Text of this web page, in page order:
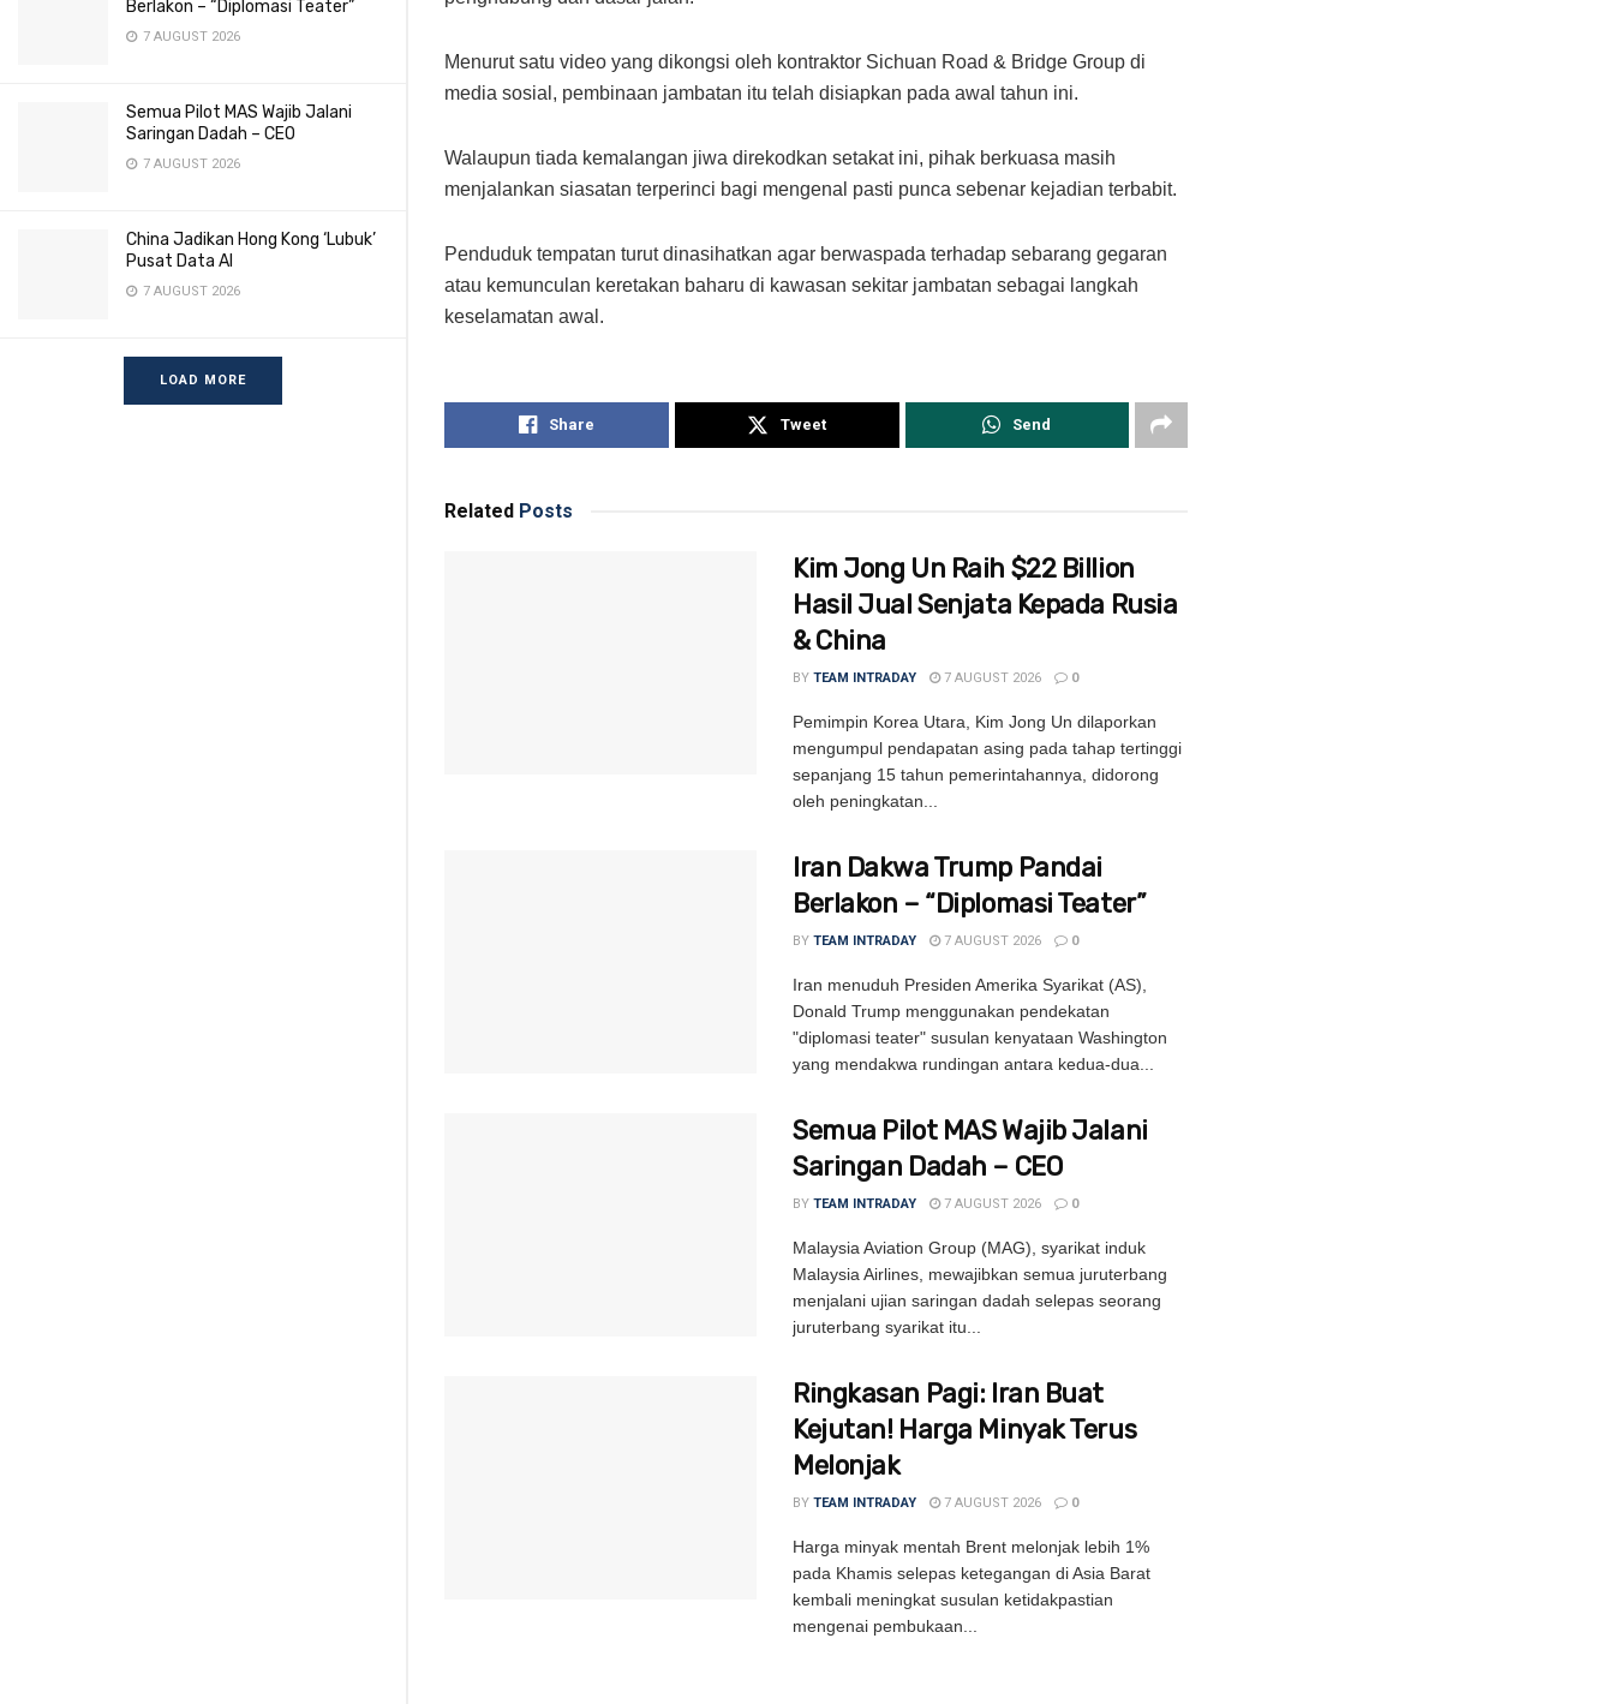
Berlakon – “Diplomasi Teater”
7 AUGUST 2026
Semua Pilot MAS Wajib Jalani
Saringan Dadah – CEO
7 AUGUST 2026
China Jadikan Hong Kong ‘Lubuk’
Pusat Data AI
7 AUGUST 2026
LOAD MORE
Menurut satu video yang dikongsi oleh kontraktor Sichuan Road & Bridge Group di
media sosial, pembinaan jambatan itu telah disiapkan pada awal tahun ini.
Walaupun tiada kemalangan jiwa direkodkan setakat ini, pihak berkuasa masih
menjalankan siasatan terperinci bagi mengenal pasti punca sebenar kejadian terbabit.
Penduduk tempatan turut dinasihatkan agar berwaspada terhadap sebarang gegaran
atau kemunculan keretakan baharu di kawasan sekitar jambatan sebagai langkah
keselamatan awal.
Share Tweet Send
Related Posts
Kim Jong Un Raih $22 Billion
Hasil Jual Senjata Kepada Rusia
& China
BY TEAM INTRADAY 7 AUGUST 2026 0
Pemimpin Korea Utara, Kim Jong Un dilaporkan
mengumpul pendapatan asing pada tahap tertinggi
sepanjang 15 tahun pemerintahannya, didorong
oleh peningkatan...
Iran Dakwa Trump Pandai
Berlakon – “Diplomasi Teater”
BY TEAM INTRADAY 7 AUGUST 2026 0
Iran menuduh Presiden Amerika Syarikat (AS),
Donald Trump menggunakan pendekatan
"diplomasi teater" susulan kenyataan Washington
yang mendakwa rundingan antara kedua-dua...
Semua Pilot MAS Wajib Jalani
Saringan Dadah – CEO
BY TEAM INTRADAY 7 AUGUST 2026 0
Malaysia Aviation Group (MAG), syarikat induk
Malaysia Airlines, mewajibkan semua juruterbang
menjalani ujian saringan dadah selepas seorang
juruterbang syarikat itu...
Ringkasan Pagi: Iran Buat
Kejutan! Harga Minyak Terus
Melonjak
BY TEAM INTRADAY 7 AUGUST 2026 0
Harga minyak mentah Brent melonjak lebih 1%
pada Khamis selepas ketegangan di Asia Barat
kembali meningkat susulan ketidakpastian
mengenai pembukaan...